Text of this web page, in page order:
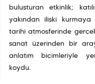
buluşturan etkinlik;
yakından ilişki kurmaya
tarihî atmosferinde
sanat üzerinden bir
anlatım biçimleriyle
koydu.